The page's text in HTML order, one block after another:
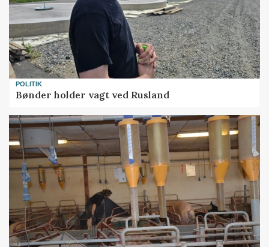
POLITIK
Bønder holder vagt ved Rusland